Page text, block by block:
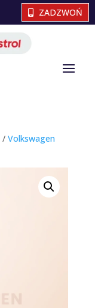
ZADZWOŃ
/ Volkswagen